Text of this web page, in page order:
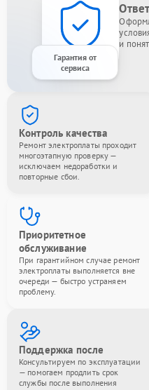
Гарантия от
сервиса
и
Контроль качества
Ремонт электроплаты проходит
многоэтапную проверку —
исключаем недоработки и
повторные сбои.
Приоритетное
обслуживание
При гарантийном случае ремонт
электроплаты выполняется вне
очереди — быстро устраняем
проблему.
Поддержка после
Консультируем по эксплуатации
— помогаем продлить срок
службы после выполнения